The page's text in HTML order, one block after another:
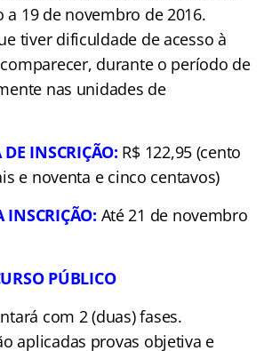
de abono fardamento,
hospitalar, psicológica e
CARGA HORÁRIA:
As inscrições serão feitas
do site
O candidato que tiver
à internet, poderá
o período de inscrição,